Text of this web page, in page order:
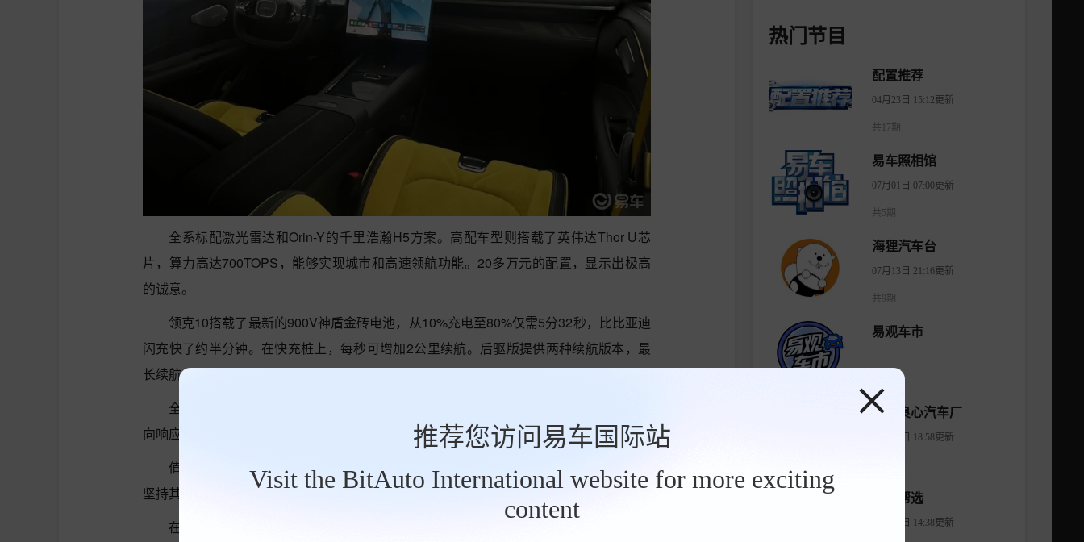
推荐您访问易车国际站
Visit the BitAuto International website for more exciting
content
全系标配激光雷达和Orin-Y的千里浩瀚H5方案。高配车型则搭载了英伟达Thor U芯
片，算力高达700TOPS，能够实现城市和高速领航功能。20多万元的配置，显示出极高
的诚意。
领克10搭载了最新的900V神盾金砖电池，从10%充电至80%仅需5分32秒，比比亚迪
闪充快了约半分钟。在快充桩上，每秒可增加2公里续航。后驱版提供两种续航版本，最
长续航里程可达816公里。四驱性能版的零百加速时间仅为3.2秒，动力表现卓越。
全系标配CCD电控减振系统和智能魔毯悬架。在弯道行驶时，侧倾控制得非常稳，转
向响应也相当灵敏。
值得一提的是，领克10没有盲目跟风，没有采用大屏、冰箱、豪华沙发等配置，而是
坚持其骨子里的运动风格。资金主要用于快充、底盘和安全性能的提升。
在当前市场上车型设计趋于同质化的背景下，领克10以其独特的设计理念显得尤为难
热门节目
配置推荐
04月23日 15:12更新
共17期
易车照相馆
07月01日 07:00更新
共5期
海狸汽车台
07月13日 21:16更新
共9期
易观车市
天地良心汽车厂
05月12日 18:58更新
有车帮选
04月11日 14:38更新